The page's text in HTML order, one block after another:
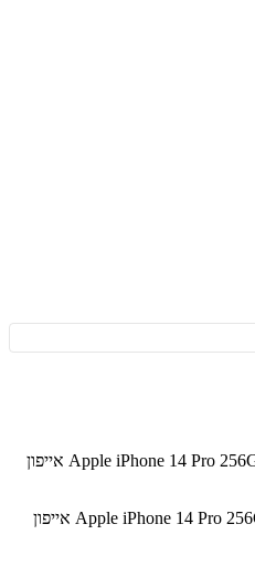
/ Apple iPhone 14 Pro 256GB אייפון
Apple iPhone 14 Pro 256GB אייפון